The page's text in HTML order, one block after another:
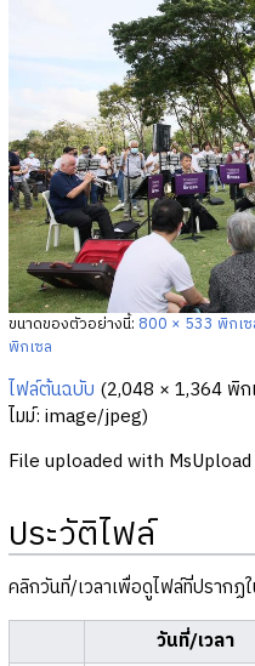
ขนาดของตัวอย่างนี้: 800 × 533 พิกเ
พิกเซล
ไฟล์ต้นฉบับ (2,048 × 1,364 พิก
ไมม์: image/jpeg)
File uploaded with MsUpload
ประวัติไฟล์
คลิกวันที่/เวลาเพื่อดูไฟล์ที่ปรากฏ
วันที่/เวลา